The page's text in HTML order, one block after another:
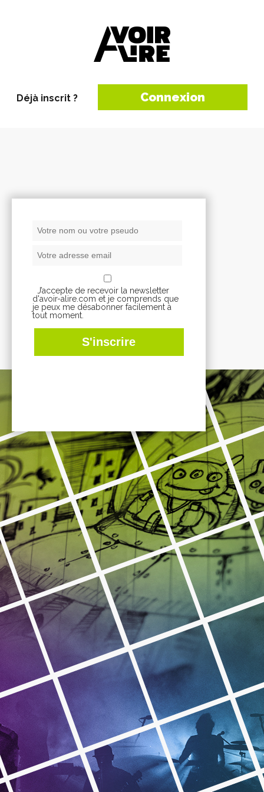
Déjà inscrit ? Connexion
J’accepte de recevoir la newsletter
d'avoir-alire.com et je comprends que
je peux me désabonner facilement à
tout moment.